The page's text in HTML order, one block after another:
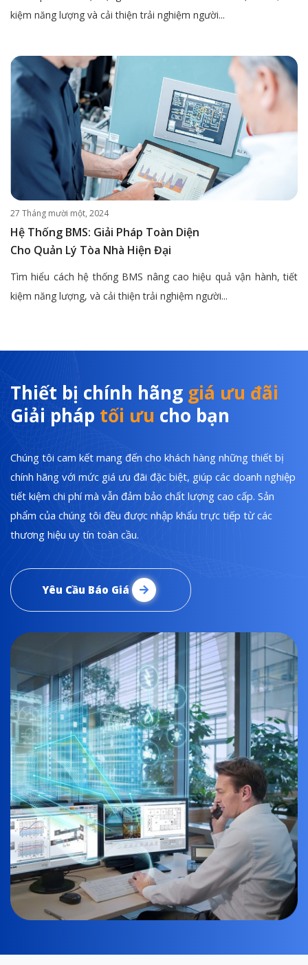
kiệm năng lượng và cải thiện trải nghiệm người...
27 Tháng mười một, 2024
Hệ Thống BMS: Giải Pháp Toàn Diện
Cho Quản Lý Tòa Nhà Hiện Đại
Tìm hiểu cách hệ thống BMS nâng cao hiệu quả vận hành, tiết
kiệm năng lượng, và cải thiện trải nghiệm người...
Thiết bị chính hãng giá ưu đãi
Giải pháp tối ưu cho bạn
Chúng tôi cam kết mang đến cho khách hàng những thiết bị
chính hãng với mức giá ưu đãi đặc biệt, giúp các doanh nghiệp
tiết kiệm chi phí mà vẫn đảm bảo chất lượng cao cấp. Sản
phẩm của chúng tôi đều được nhập khẩu trực tiếp từ các
thương hiệu uy tín toàn cầu.
Yêu Cầu Báo Giá